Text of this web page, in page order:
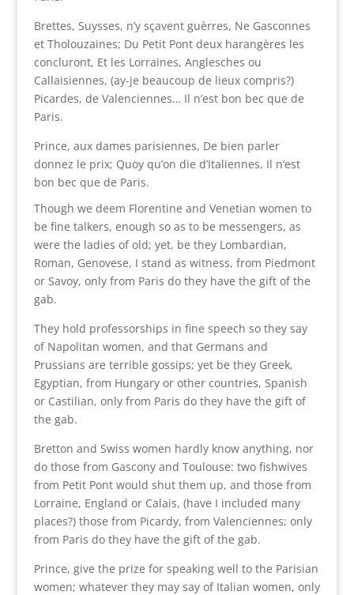
Brettes, Suysses, n’y sçavent guèrres, Ne Gasconnes
et Tholouzaines; Du Petit Pont deux harangères les
concluront, Et les Lorraines, Anglesches ou
Callaisiennes, (ay-je beaucoup de lieux compris?)
Picardes, de Valenciennes… Il n’est bon bec que de
Paris.
Prince, aux dames parisiennes, De bien parler
donnez le prix; Quoy qu’on die d’Italiennes, Il n’est
bon bec que de Paris.
Though we deem Florentine and Venetian women to
be fine talkers, enough so as to be messengers, as
were the ladies of old; yet, be they Lombardian,
Roman, Genovese, I stand as witness, from Piedmont
or Savoy, only from Paris do they have the gift of the
gab.
They hold professorships in fine speech so they say
of Napolitan women, and that Germans and
Prussians are terrible gossips; yet be they Greek,
Egyptian, from Hungary or other countries, Spanish
or Castilian, only from Paris do they have the gift of
the gab.
Bretton and Swiss women hardly know anything, nor
do those from Gascony and Toulouse: two fishwives
from Petit Pont would shut them up, and those from
Lorraine, England or Calais, (have I included many
places?) those from Picardy, from Valenciennes; only
from Paris do they have the gift of the gab.
Prince, give the prize for speaking well to the Parisian
women; whatever they may say of Italian women, only